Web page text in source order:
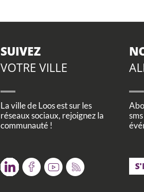
SUIVEZ
VOTRE VILLE
La ville de Loos est sur les
réseaux sociaux, rejoignez la
communauté !
TwitterFacebookYoutube
RSS